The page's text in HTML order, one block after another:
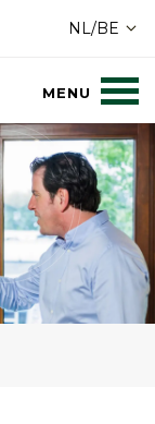
NL/BE